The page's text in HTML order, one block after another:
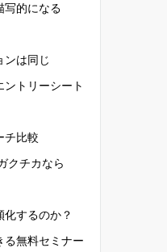
写的になる
ンは同じ
トリーシート
チ比較
クチカなら
するのか？
る無料セミナー